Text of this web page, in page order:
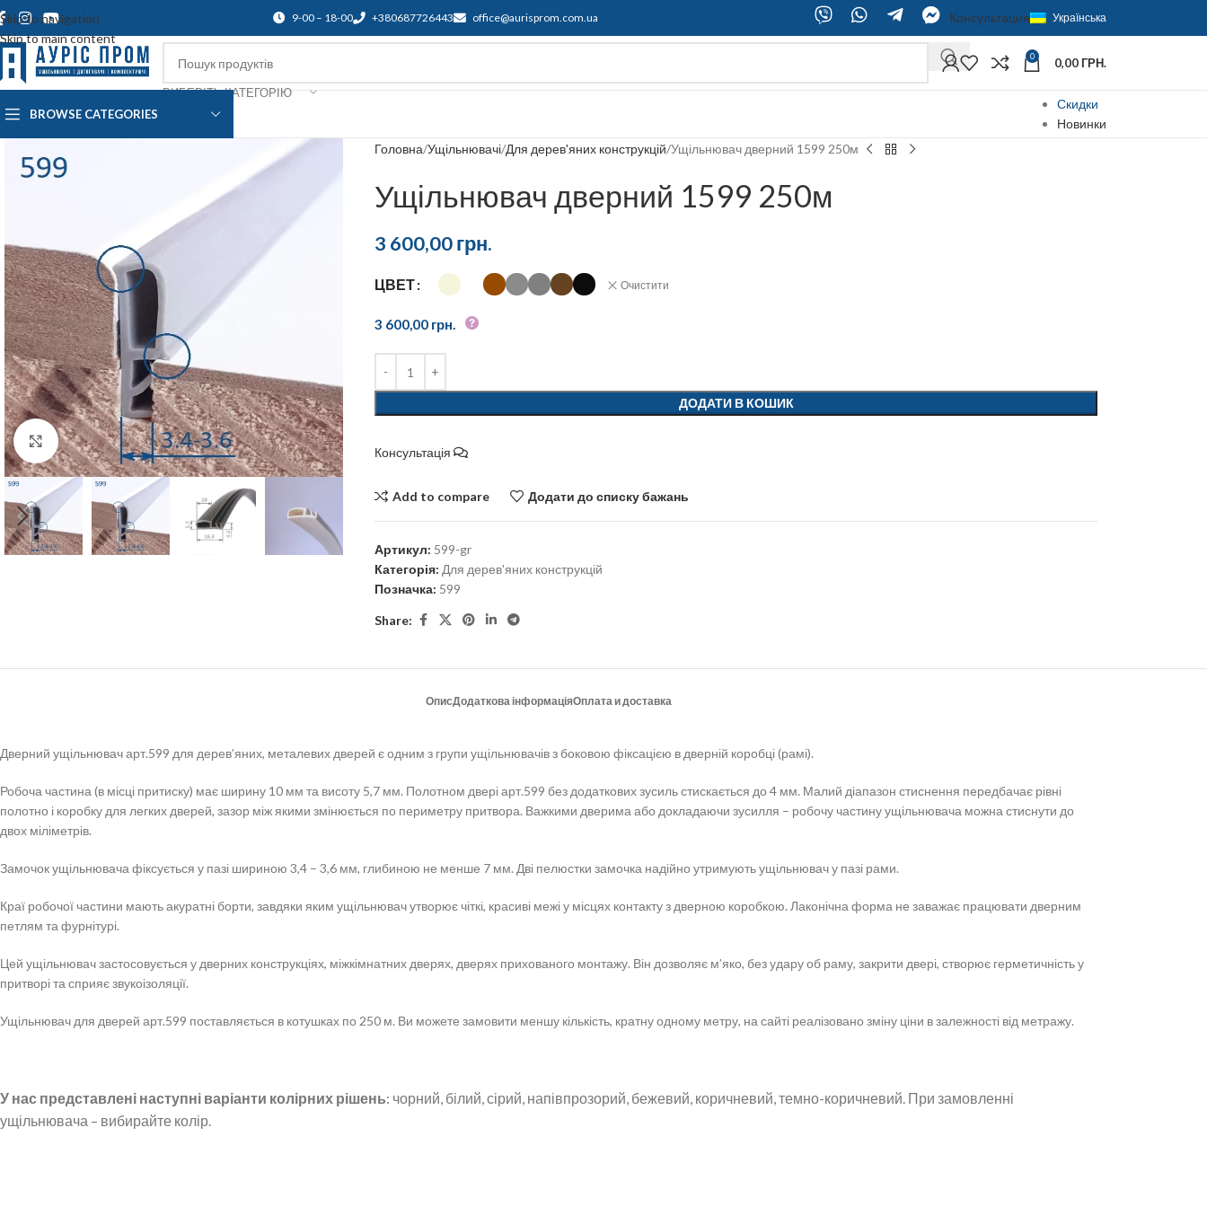
Skip to navigation
Skip to main content
9-00 – 18-00 +380687726443 office@aurisprom.com.ua Консультация Українська
ВИБЕРІТЬ КАТЕГОРІЮ
0 0,00ГРН.
BROWSE CATEGORIES
Скидки
Новинки
Click to enlarge
Головна Ущільнювачі Для дерев'яних конструкцій Ущільнювач дверний 1599 250м
Ущільнювач дверний 1599 250м
3 600,00грн.
ЦВЕТ Очистити
3 600,00 грн.
ДОДАТИ В КОШИК
Консультація
Add to compare Додати до списку бажань
Артикул: 599-gr
Категорія: Для дерев'яних конструкцій
Позначка: 599
Share:
ОписДодаткова інформаціяОплата и доставка
Дверний ущільнювач арт.599 для дерев’яних, металевих дверей є одним з групи ущільнювачів з боковою фіксацією в дверній коробці (рамі).
Робоча частина (в місці притиску) має ширину 10 мм та висоту 5,7 мм. Полотном двері арт.599 без додаткових зусиль стискається до 4 мм. Малий діапазон стиснення передбачає рівні
полотно і коробку для легких дверей, зазор між якими змінюється по периметру притвора. Важкими дверима або докладаючи зусилля – робочу частину ущільнювача можна стиснути до
двох міліметрів.
Замочок ущільнювача фіксується у пазі шириною 3,4 – 3,6 мм, глибиною не менше 7 мм. Дві пелюстки замочка надійно утримують ущільнювач у пазі рами.
Краї робочої частини мають акуратні борти, завдяки яким ущільнювач утворює чіткі, красиві межі у місцях контакту з дверною коробкою. Лаконічна форма не заважає працювати дверним
петлям та фурнітурі.
Цей ущільнювач застосовується у дверних конструкціях, міжкімнатних дверях, дверях прихованого монтажу. Він дозволяє м’яко, без удару об раму, закрити двері, створює герметичність у
притворі та сприяє звукоізоляції.
Ущільнювач для дверей арт.599 поставляється в котушках по 250 м. Ви можете замовити меншу кількість, кратну одному метру, на сайті реалізовано зміну ціни в залежності від метражу.
У нас представлені наступні варіанти колірних рішень: чорний, білий, сірий, напівпрозорий, бежевий, коричневий, темно-коричневий. При замовленні
ущільнювача – вибирайте колір.